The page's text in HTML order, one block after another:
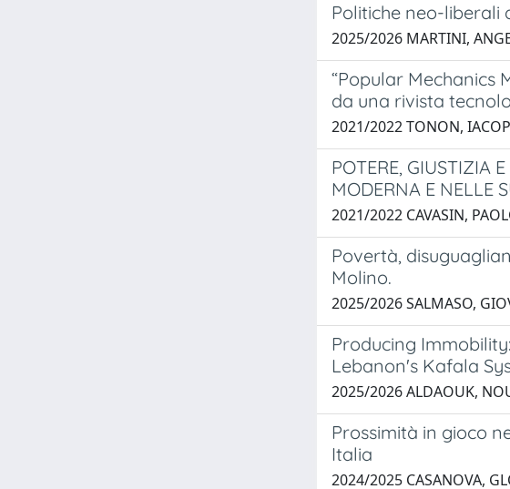
Politiche neo-liberali
2025/2026 MARTINI,
“Popular Mechanics
da una rivista
2021/2022 TONON,
POTERE, GIUSTIZIA
MODERNA E NELLE
2021/2022 CAVASIN,
Povertà,
Molino.
2025/2026 SALMASO,
Producing
Lebanon's Kafala
2025/2026 ALDAOUK,
Prossimità in gioco
Italia
2024/2025 CASANOVA,